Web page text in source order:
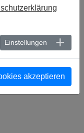
Ermittlungen
geführt, und die
sehr geringem
befürchtet
Einstellungen
akzeptieren